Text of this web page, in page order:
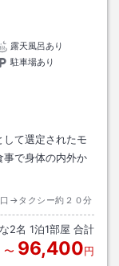
露天風呂あり
駐車場あり
て選定されたモ
事で身体の内外か
→タクシー約２０分
2名 1泊1部屋 合計
〜 96,400円